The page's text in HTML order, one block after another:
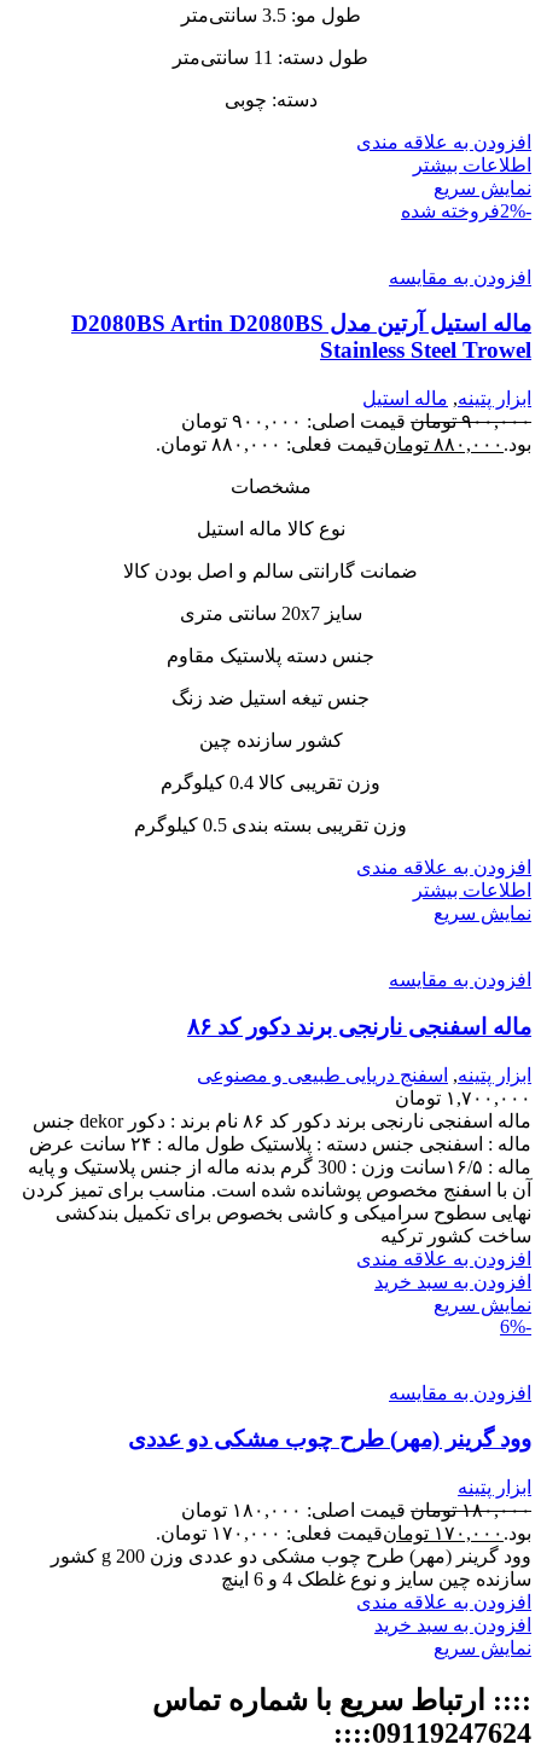
طول مو: 3.5 سانتی‌متر
طول دسته: 11 سانتی‌متر
دسته: چوبی
افزودن به علاقه مندی
اطلاعات بیشتر
نمایش سریع
-2%
فروخته شده
افزودن به مقایسه
ماله استیل آرتین مدل D2080BS Artin D2080BS
Stainless Steel Trowel
ابزار پتینه, ماله استیل
۹۰۰,۰۰۰ تومان
قیمت اصلی: ۹۰۰,۰۰۰ تومان
بود. ۸۸۰,۰۰۰ تومانقیمت فعلی: ۸۸۰,۰۰۰ تومان.
مشخصات
نوع کالا ماله استیل
ضمانت گارانتی سالم و اصل بودن کالا
سایز 20x7 سانتی متری
جنس دسته پلاستیک مقاوم
جنس تیغه استیل ضد زنگ
کشور سازنده چین
وزن تقریبی کالا 0.4 کیلوگرم
وزن تقریبی بسته بندی 0.5 کیلوگرم
افزودن به علاقه مندی
اطلاعات بیشتر
نمایش سریع
افزودن به مقایسه
ماله اسفنجی نارنجی برند دکور کد ۸۶
ابزار پتینه, اسفنج دریایی طبیعی و مصنوعی
۱,۷۰۰,۰۰۰ تومان
ماله اسفنجی نارنجی برند دکور کد ۸۶ نام برند : دکور dekor جنس
ماله : اسفنجی جنس دسته : پلاستیک طول ماله : ۲۴ سانت عرض
ماله : ۱۶/۵سانت وزن : 300 گرم بدنه ماله از جنس پلاستیک و پایه
آن با اسفنج مخصوص پوشانده شده است. مناسب برای تمیز کردن
نهایی سطوح سرامیکی و کاشی بخصوص برای تکمیل بندکشی
ساخت کشور ترکیه
افزودن به علاقه مندی
افزودن به سبد خرید
نمایش سریع
-6%
افزودن به مقایسه
وود گرینر (مهر) طرح چوب مشکی دو عددی
ابزار پتینه
۱۸۰,۰۰۰ تومان
قیمت اصلی: ۱۸۰,۰۰۰ تومان
بود. ۱۷۰,۰۰۰ تومانقیمت فعلی: ۱۷۰,۰۰۰ تومان.
وود گرینر (مهر) طرح چوب مشکی دو عددی وزن 200 g کشور
سازنده چین سایز و نوع غلطک 4 و 6 اینچ
افزودن به علاقه مندی
افزودن به سبد خرید
نمایش سریع
:::: ارتباط سریع با شماره تماس
09119247624::::